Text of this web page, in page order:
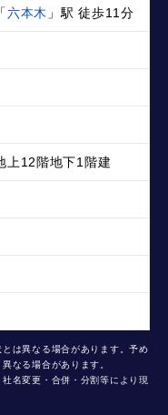
「六本木 」駅 徒歩11分
上12階地下1階建
は異なる場合があります。予め
なる場合があります。
名変更・合併・分割等により現